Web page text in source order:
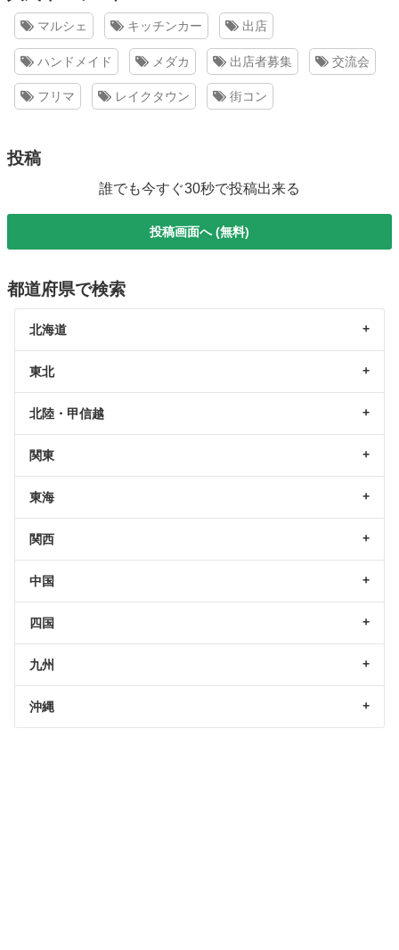
マルシェ キッチンカー 出店
ハンドメイド メダカ 出店者募集 交流会
フリマ レイクタウン 街コン
投稿
誰でも今すぐ30秒で投稿出来る
投稿画面へ (無料)
都道府県で検索
北海道
東北
北陸・甲信越
関東
東海
関西
中国
四国
九州
沖縄